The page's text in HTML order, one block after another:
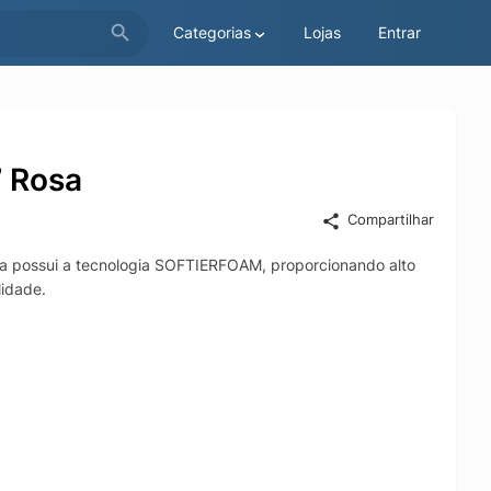
Categorias Lojas Entrar
Compartilhar
a tecnologia SOFTIERFOAM, proporcionando alto